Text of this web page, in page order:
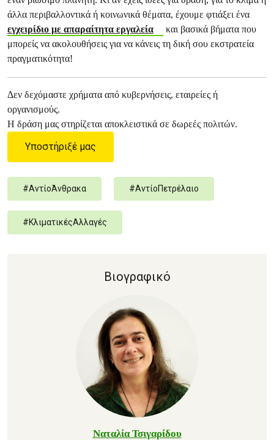
άλλα περιβαλλοντικά ή κοινωνικά θέματα, έχουμε φτιάξει ένα
εγχειρίδιο με απαραίτητα εργαλεία
και βασικά βήματα που
μπορείς να ακολουθήσεις για να κάνεις τη δική σου εκστρατεία
πραγματικότητα!
Δεν δεχόμαστε χρήματα από κυβερνήσεις, εταιρείες ή
οργανισμούς.
Η δράση μας στηρίζεται αποκλειστικά σε δωρεές πολιτών.
Υποστήριξέ μας
#ΑντίοΆνθρακα #ΑντίοΠετρέλαιο
#ΚλιματικέςΑλλαγές
Βιογραφικό
Ναταλία Τσιγαρίδου